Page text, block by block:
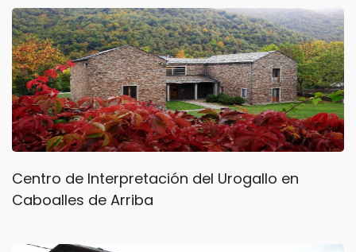
Centro de Interpretación del Urogallo en
Caboalles de Arriba